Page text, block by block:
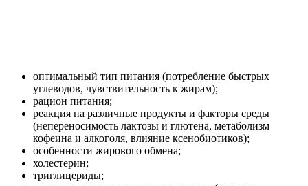
оптимальный тип питания (потребление быстрых
углеводов, чувствительность к жирам);
рацион питания;
реакция на различные продукты и факторы среды
(непереносимость лактозы и глютена, метаболизм
кофеина и алкоголя, влияние ксенобиотиков);
особенности жирового обмена;
холестерин;
триглицериды;